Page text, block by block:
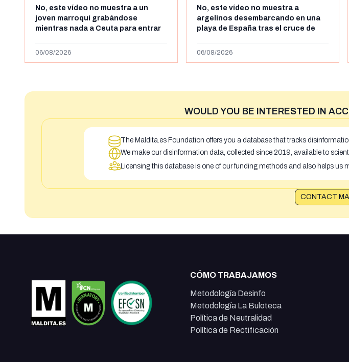
No, este vídeo no muestra a un
joven marroquí grabándose
mientras nada a Ceuta para entrar
más de 450km de Ceuta y el autor lo
06/08/2026
No, este vídeo no muestra a
argelinos desembarcando en una
playa de España tras el cruce de
de julio de 2026: son imágenes de
06/08/2026
WOULD YOU BE INTERESTED IN
The Maldita.es Foundation offers you a database that tracks
We make our disinformation data, collected since 2019, available to
Licensing this database is one of our funding methods and also helps us
CONTACT
CÓMO TRABAJAMOS
Metodología Desinfo
Metodología La Buloteca
Política de Neutralidad
Política de Rectificación